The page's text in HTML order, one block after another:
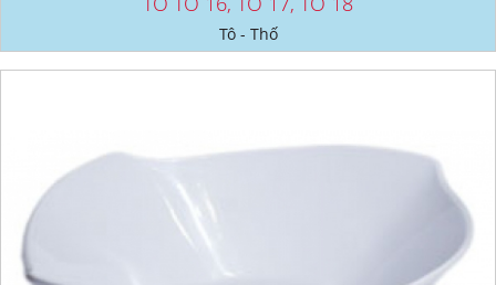
Tô - Thố